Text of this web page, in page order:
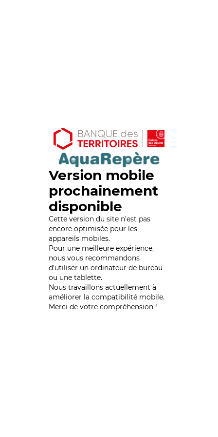
Version mobile
prochainement
disponible
Cette version du site n’est pas
encore optimisée pour les
appareils mobiles.
Pour une meilleure expérience,
nous vous recommandons
d'utiliser un ordinateur de bureau
ou une tablette.
Nous travaillons actuellement à
améliorer la compatibilité mobile.
Merci de votre compréhension !